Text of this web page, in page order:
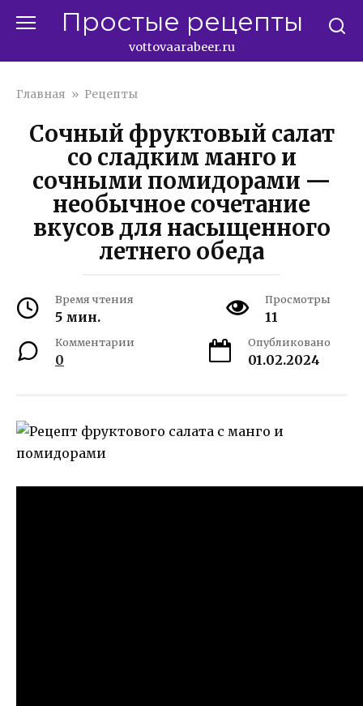
Простые рецепты
vottovaarabeer.ru
Главная » Рецепты
Сочный фруктовый салат
со сладким манго и
сочными помидорами —
необычное сочетание
вкусов для насыщенного
летнего обеда
Время чтения
5 мин.
Просмотры
11
Комментарии
0
Опубликовано
01.02.2024